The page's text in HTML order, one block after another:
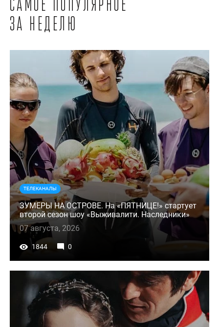
Самое популярное
за неделю
ТЕЛЕКАНАЛЫ
ЗУМЕРЫ НА ОСТРОВЕ. На «ПЯТНИЦЕ!» стартует
второй сезон шоу «Выживалити. Наследники»
07 августа, 2026
1844 0